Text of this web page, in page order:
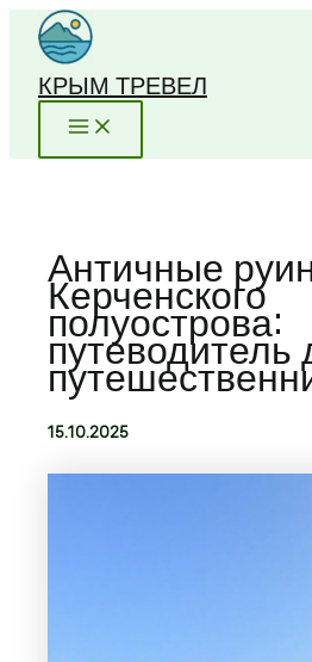
Перейти
содержимому
КРЫМ ТРЕВЕЛ
Античные
Керченского
полуострова:
путеводитель
15.10.2025